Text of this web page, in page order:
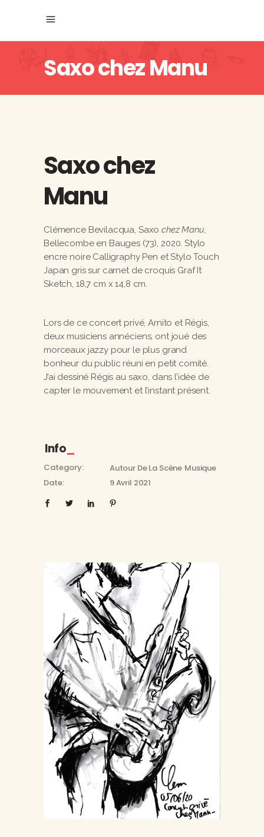
Saxo chez Manu
Saxo chez
Manu
Clémence Bevilacqua, Saxochez Manu,
Bellecombe en Bauges (73), 2020. Stylo
encre noire Calligraphy Pen et Stylo Touch
Japan gris sur carnet de croquis Graf It
Sketch, 18,7 cm x 14,8 cm.
Lors de ce concert privé, Arnito et Régis,
deux musiciens annéciens, ont joué des
morceaux jazzy pour le plus grand
bonheur du public réuni en petit comité.
J’ai dessiné Régis au saxo, dans l’idée de
capter le mouvement et l’instant présent.
Info
Category: Autour De La Scène Musique
Date:
9 Avril 2021